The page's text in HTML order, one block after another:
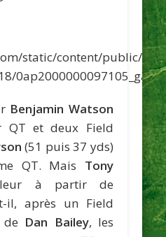
Benjamin Watson
QT et deux Field
(51 puis 37 yds)
QT. Mais Tony
à partir de
il, après un Field
Dan Bailey, les